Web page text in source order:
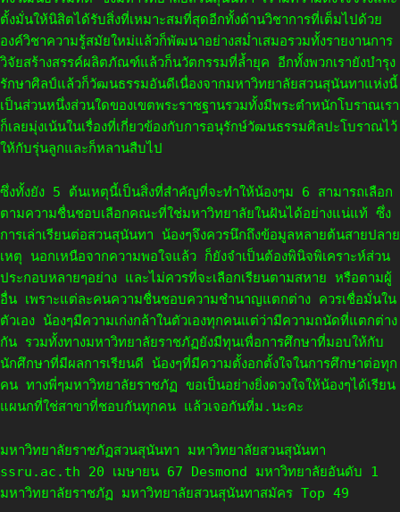
ตั้งมั่นให้นิสิตได้รับสิ่งที่เหมาะสมที่สุดอีกทั้งด้านวิชาการที่เต็มไปด้วย
องค์วิชาความรู้สมัยใหม่แล้วก็พัฒนาอย่างสม่ำเสมอรวมทั้งรายงานการ
วิจัยสร้างสรรค์ผลิตภัณฑ์แล้วก็นวัตกรรมที่ล้ำยุค อีกทั้งพวกเรายังบำรุง
รักษาศิลป์แล้วก็วัฒนธรรมอันดีเนื่องจากมหาวิทยาลัยสวนสุนันทาแห่งนี้
เป็นส่วนหนึ่งส่วนใดของเขตพระราชฐานรวมทั้งมีพระตำหนักโบราณเรา
ก็เลยมุ่งเน้นในเรื่องที่เกี่ยวข้องกับการอนุรักษ์วัฒนธรรมศิลปะโบราณไว้
ให้กับรุ่นลูกและก็หลานสืบไป
ซึ่งทั้งยัง 5 ต้นเหตุนี้เป็นสิ่งที่สำคัญที่จะทำให้น้องๆม 6 สามารถเลือก
ตามความชื่นชอบเลือกคณะที่ใช่มหาวิทยาลัยในฝันได้อย่างแน่แท้ ซึ่ง
การเล่าเรียนต่อสวนสุนันทา น้องๆจึงควรนึกถึงข้อมูลหลายต้นสายปลาย
เหตุ นอกเหนือจากความพอใจแล้ว ก็ยังจำเป็นต้องพินิจพิเคราะห์ส่วน
ประกอบหลายๆอย่าง และไม่ควรที่จะเลือกเรียนตามสหาย หรือตามผู้
อื่น เพราะแต่ละคนความชื่นชอบความชำนาญแตกต่าง ควรเชื่อมั่นใน
ตัวเอง น้องๆมีความเก่งกล้าในตัวเองทุกคนแต่ว่ามีความถนัดที่แตกต่าง
กัน รวมทั้งทางมหาวิทยาลัยราชภัฏยังมีทุนเพื่อการศึกษาที่มอบให้กับ
นักศึกษาที่มีผลการเรียนดี น้องๆที่มีความตั้งอกตั้งใจในการศึกษาต่อทุก
คน ทางพี่ๆมหาวิทยาลัยราชภัฏ ขอเป็นอย่างยิ่งดวงใจให้น้องๆได้เรียน
แผนกที่ใช่สาขาที่ชอบกันทุกคน แล้วเจอกันที่ม.นะคะ
มหาวิทยาลัยราชภัฏสวนสุนันทา มหาวิทยาลัยสวนสุนันทา
ssru.ac.th 20 เมษายน 67 Desmond มหาวิทยาลัยอันดับ 1
มหาวิทยาลัยราชภัฏ มหาวิทยาลัยสวนสุนันทาสมัคร Top 49